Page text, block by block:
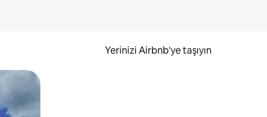
Yerinizi Airbnb'ye taşıyın